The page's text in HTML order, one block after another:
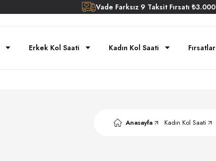
Vade Farksız 9 Taksit Fırsatı ₺3.000
Erkek Kol Saati Kadın Kol Saati Fırsatlar
Anasayfa Kadın Kol Saati